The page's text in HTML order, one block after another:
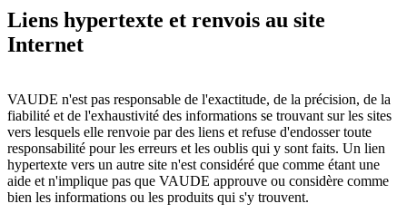
Liens hypertexte et renvois au site
Internet
VAUDE n'est pas responsable de l'exactitude, de la précision, de la
fiabilité et de l'exhaustivité des informations se trouvant sur les sites
vers lesquels elle renvoie par des liens et refuse d'endosser toute
responsabilité pour les erreurs et les oublis qui y sont faits. Un lien
hypertexte vers un autre site n'est considéré que comme étant une
aide et n'implique pas que VAUDE approuve ou considère comme
bien les informations ou les produits qui s'y trouvent.